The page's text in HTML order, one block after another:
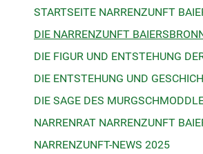
STARTSEITE NARRENZUNFT
DIE NARRENZUNFT
DIE FIGUR UND ENTSTEHUNG
DIE ENTSTEHUNG UND
DIE SAGE DES
NARRENRAT NARRENZUNFT
NARRENZUNFT-NEWS 2025